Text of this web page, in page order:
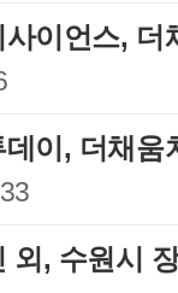
사이언스,
데이, 더채
외, 수원시